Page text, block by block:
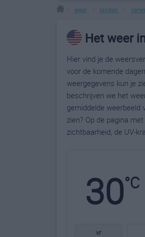
weer landen
Het weer
Hier vind je de
voor de komende
weergegevens kun je
beschrijven we het
gemiddelde weerbeeld
zien? Op de pagina
zichtbaarheid, de UV-
30°C
vr